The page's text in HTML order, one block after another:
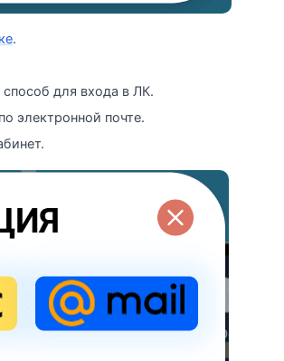
.
для входа в ЛК.
электронной почте.